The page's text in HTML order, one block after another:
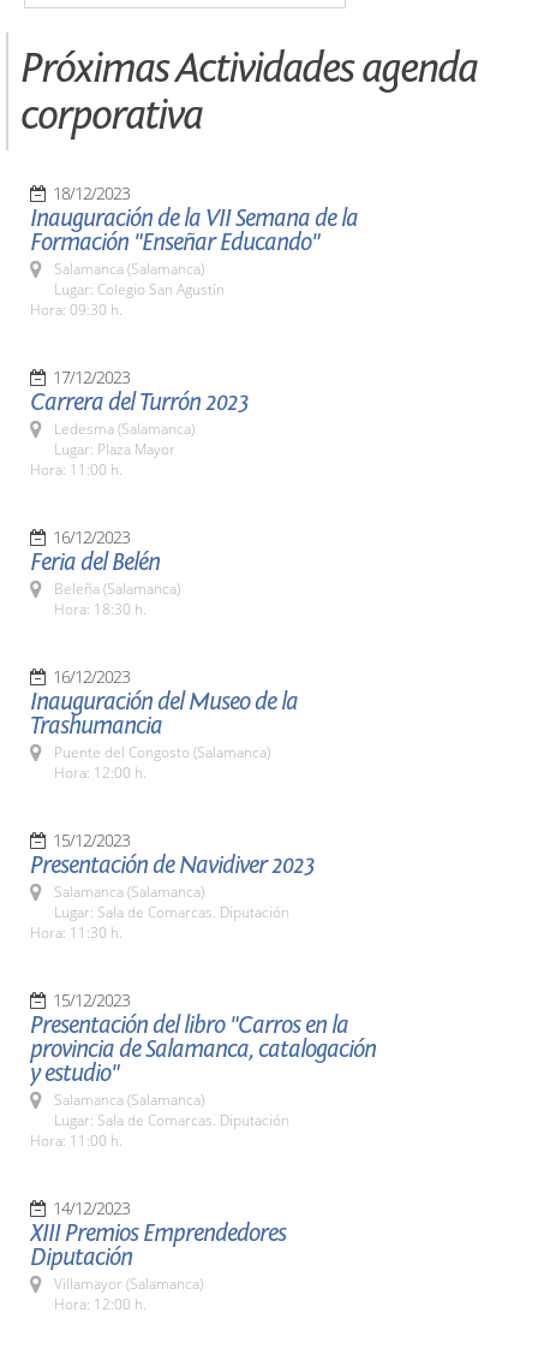
Próximas Actividades agenda
corporativa
18/12/2023
Inauguración de la VII Semana de la
Formación "Enseñar Educando"
Salamanca (Salamanca)
Lugar: Colegio San Agustín
Hora: 09:30 h.
17/12/2023
Carrera del Turrón 2023
Ledesma (Salamanca)
Lugar: Plaza Mayor
Hora: 11:00 h.
16/12/2023
Feria del Belén
Beleña (Salamanca)
Hora: 18:30 h.
16/12/2023
Inauguración del Museo de la
Trashumancia
Puente del Congosto (Salamanca)
Hora: 12:00 h.
15/12/2023
Presentación de Navidiver 2023
Salamanca (Salamanca)
Lugar: Sala de Comarcas. Diputación
Hora: 11:30 h.
15/12/2023
Presentación del libro "Carros en la
provincia de Salamanca, catalogación
y estudio"
Salamanca (Salamanca)
Lugar: Sala de Comarcas. Diputación
Hora: 11:00 h.
14/12/2023
XIII Premios Emprendedores
Diputación
Villamayor (Salamanca)
Hora: 12:00 h.